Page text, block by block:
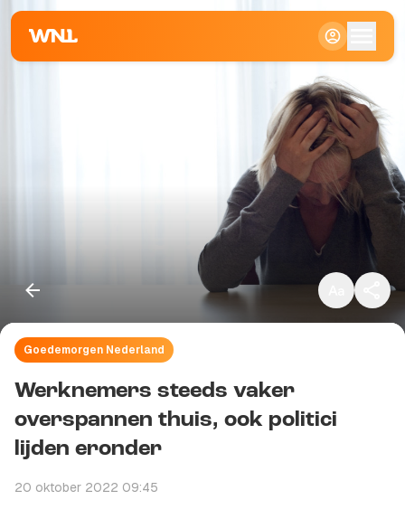
Klein
Goedemorgen Nederland
Werknemers steeds vaker
overspannen thuis, ook politici
lijden eronder
20 oktober 2022 09:45